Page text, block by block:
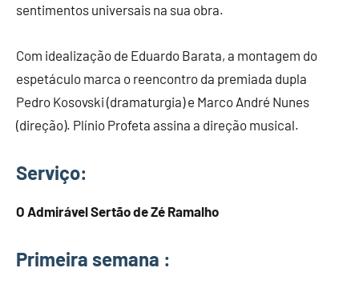
sentimentos universais na sua obra.
Com idealização de Eduardo Barata, a montagem do
espetáculo marca o reencontro da premiada dupla
Pedro Kosovski (dramaturgia) e Marco André Nunes
(direção). Plínio Profeta assina a direção musical.
Serviço:
O Admirável Sertão de Zé Ramalho
Primeira semana :